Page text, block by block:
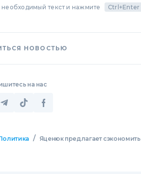
текст и нажмите Ctrl+Enter
НОВОСТЬЮ
на нас
/
Яценюк предлагает сэкономить